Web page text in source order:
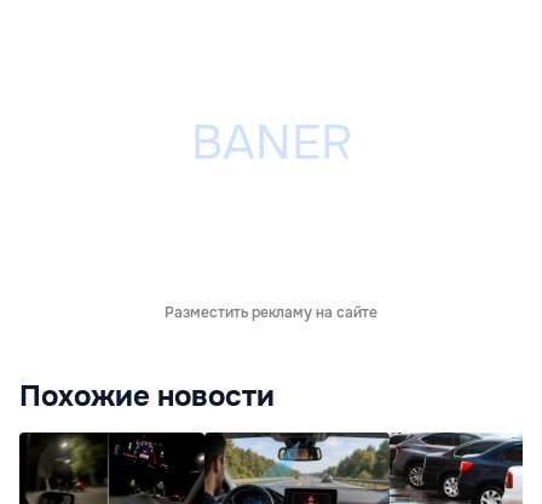
Разместить рекламу на сайте
Похожие новости